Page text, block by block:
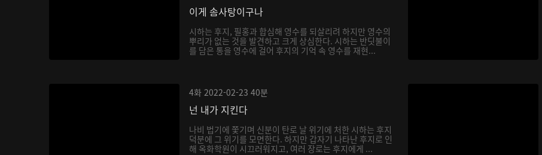
이게 솜사탕이구나
시하는 후지, 필홍과 합심해 영수를 되살리려 하지만 영수의
뿌리가 없는 것을 발견하고 크게 상심한다. 시하는 반딧불이
를 담은 통을 영수에 걸어 후지의 기억 속 영수를 재현...
4화 2022-02-23 40분
넌 내가 지킨다
나비 법기에 쫓기며 신분이 탄로 날 위기에 처한 시하는 후지
덕분에 그 위기를 모면한다. 하지만 갑자기 나타난 후지로 인
해 옥화학원이 시끄러워지고, 여러 장로는 후지에게 ...